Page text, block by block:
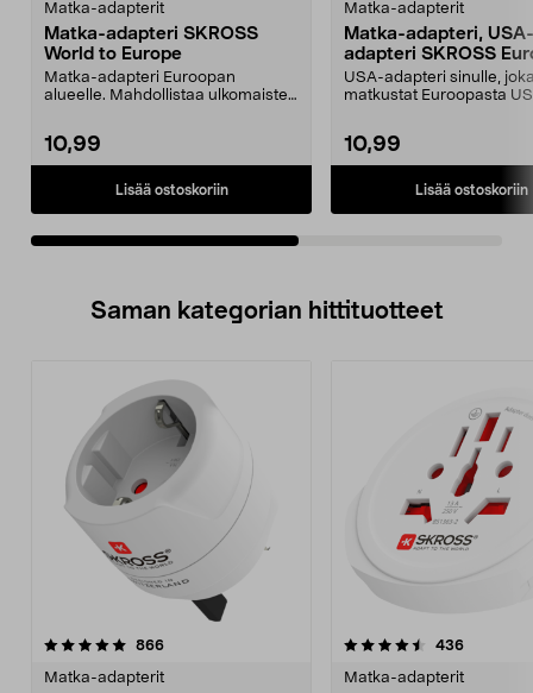
Matka-adapterit
Matka-adapteri SKROSS
World to Europe
Matka-adapteri Euroopan
alueelle. Mahdollistaa ulkomaisten
10,99
Lisää ostoskoriin
Matka-adapterit
Matka-adapteri, USA-
adapteri SKROSS
USA
USA-adapteri sinulle,
matkustat Euroopasta
10,99
Lisää ostoskoriin
Saman kategorian hittituotteet
866arvostelut
Matka-adapterit
4.5 viidestä
436arvostelut
Matka-adapterit
4.5 viidestä